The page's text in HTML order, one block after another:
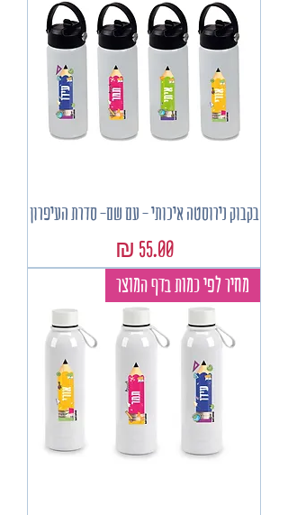
בקבוק נירוסטה איכותי - עם שם- סדרת העיפרון
מחיר‏55.00 ‏₪
מחיר לפי כמות בדף המוצר